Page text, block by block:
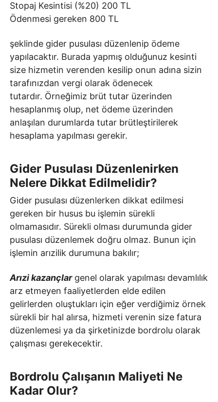
Stopaj Kesintisi (%20) 200 TL
Ödenmesi gereken 800 TL
şeklinde gider pusulası düzenlenip ödeme
yapılacaktır. Burada yapmış olduğunuz kesinti
size hizmetin verenden kesilip onun adına sizin
tarafınızdan vergi olarak ödenecek
tutardır. Örneğimiz brüt tutar üzerinden
hesaplanmış olup, net ödeme üzerinden
anlaşılan durumlarda tutar brütleştirilerek
hesaplama yapılması gerekir.
Gider Pusulası Düzenlenirken
Nelere Dikkat Edilmelidir?
Gider pusulası düzenlerken dikkat edilmesi
gereken bir husus bu işlemin sürekli
olmamasıdır. Sürekli olması durumunda gider
pusulası düzenlemek doğru olmaz. Bunun için
işlemin arızilik durumuna bakılır;
Arızi kazançlargenel olarak yapılması devamlılık
arz etmeyen faaliyetlerden elde edilen
gelirlerden oluştukları için eğer verdiğimiz örnek
sürekli bir hal alırsa, hizmeti verenin size fatura
düzenlemesi ya da şirketinizde bordrolu olarak
çalışması gerekecektir.
Bordrolu Çalışanın Maliyeti Ne
Kadar Olur?